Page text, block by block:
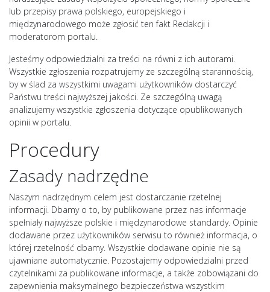
lub przepisy prawa polskiego, europejskiego i
międzynarodowego może zgłosić ten fakt Redakcji i
moderatorom portalu.
Jesteśmy odpowiedzialni za treści na równi z ich autorami.
Wszystkie zgłoszenia rozpatrujemy ze szczególną starannością,
by w ślad za wszystkimi uwagami użytkowników dostarczyć
Państwu treści najwyższej jakości. Ze szczególną uwagą
analizujemy wszystkie zgłoszenia dotyczące opublikowanych
opinii w portalu.
Procedury
Zasady nadrzędne
Naszym nadrzędnym celem jest dostarczanie rzetelnej
informacji. Dbamy o to, by publikowane przez nas informacje
spełniały najwyższe polskie i międzynarodowe standardy. Opinie
dodawane przez użytkowników serwisu to również informacja, o
której rzetelność dbamy. Wszystkie dodawane opinie nie są
ujawniane automatycznie. Pozostajemy odpowiedzialni przed
czytelnikami za publikowane informacje, a także zobowiązani do
zapewnienia maksymalnego bezpieczeństwa wszystkim